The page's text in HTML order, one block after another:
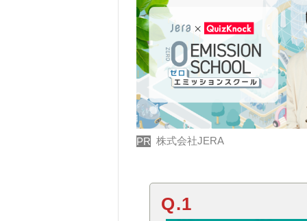
PR 株式会社JERA
Q.1